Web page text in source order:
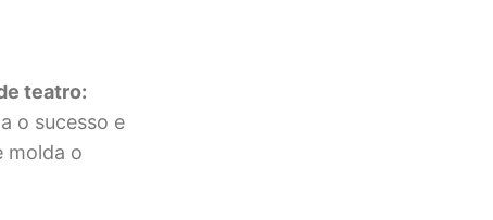
teatro:
o sucesso e
molda o